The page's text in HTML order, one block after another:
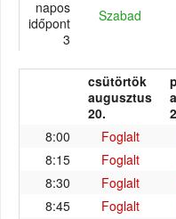
napos
időpont
3
Szabad
csütörtök
augusztus
20.
8:00
Foglalt
8:15
Foglalt
8:30
Foglalt
8:45
Foglalt